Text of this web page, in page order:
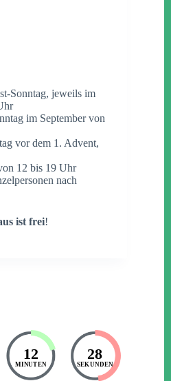
Sonntag, jeweils im
im September von
vor dem 1. Advent,
12 bis 19 Uhr
nach
ist frei!
12
MINUTEN
28
SEKUNDEN